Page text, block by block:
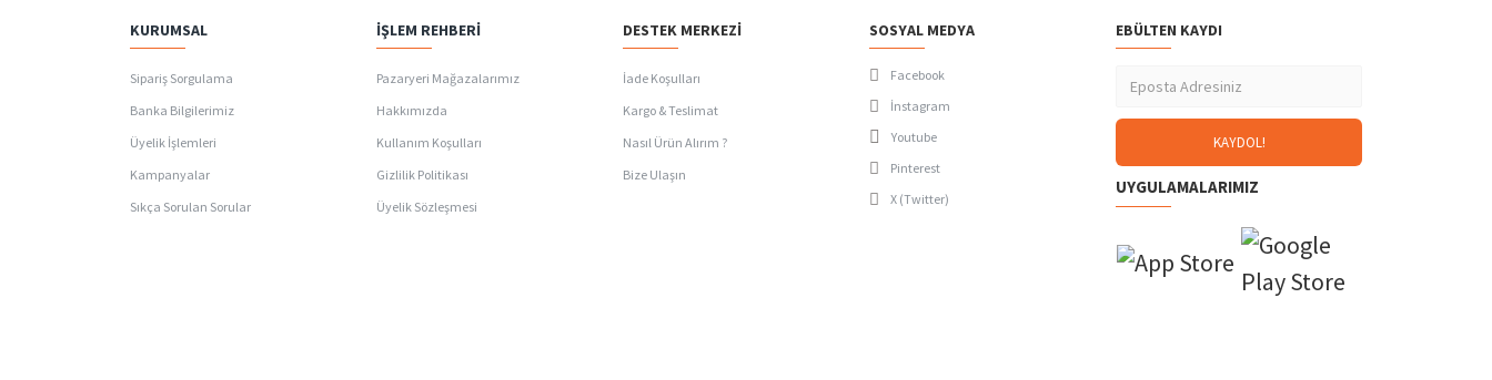
KURUMSAL
Sipariş Sorgulama
Banka Bilgilerimiz
Üyelik İşlemleri
Kampanyalar
Sıkça Sorulan Sorular
İŞLEM REHBERI
Pazaryeri Mağazalarımız
Hakkımızda
Kullanım Koşulları
Gizlilik Politikası
Üyelik Sözleşmesi
DESTEK MERKEZI
İade Koşulları
Kargo & Teslimat
Nasıl Ürün Alırım ?
Bize Ulaşın
SOSYAL MEDYA
Facebook
İnstagram
Youtube
Pinterest
X (Twitter)
EBÜLTEN KAYDI
UYGULAMALARIMIZ